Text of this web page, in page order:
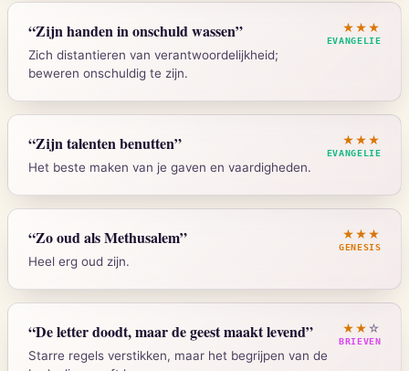
“Zijn handen in onschuld wassen”
Zich distantieren van verantwoordelijkheid;
beweren onschuldig te zijn.
★★★
EVANGELIE
“Zijn talenten benutten”
Het beste maken van je gaven en vaardigheden.
★★★
EVANGELIE
“Zo oud als Methusalem”
Heel erg oud zijn.
★★★
GENESIS
Strong's:
“De letter doodt, maar de geest maakt levend”
Starre regels verstikken, maar het begrijpen van de
★★ ☆
BRIEVEN